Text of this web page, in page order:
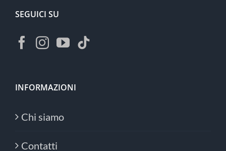
SEGUICI SU
INFORMAZIONI
Chi siamo
Contatti